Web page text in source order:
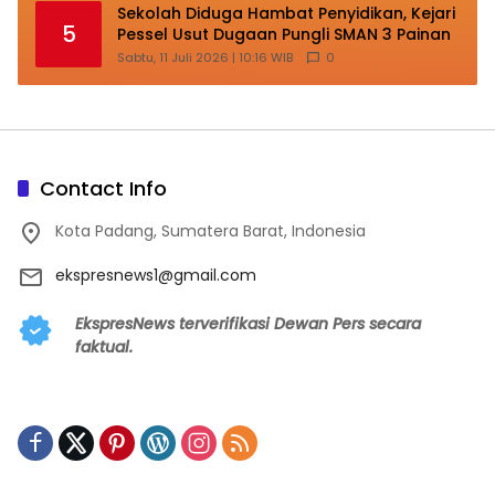
5
Sekolah Diduga Hambat Penyidikan, Kejari
Pessel Usut Dugaan Pungli SMAN 3 Painan
Sabtu, 11 Juli 2026 | 10:16 WIB 0
Contact Info
Kota Padang, Sumatera Barat, Indonesia
ekspresnews1@gmail.com
EkspresNews terverifikasi Dewan Pers secara
faktual.